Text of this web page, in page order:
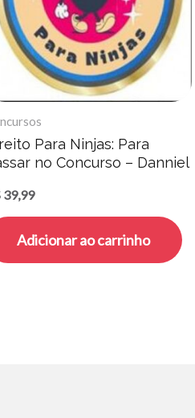
Para Ninjas: Para
no Concurso – Danniel
39,99
Adicionar ao carrinho